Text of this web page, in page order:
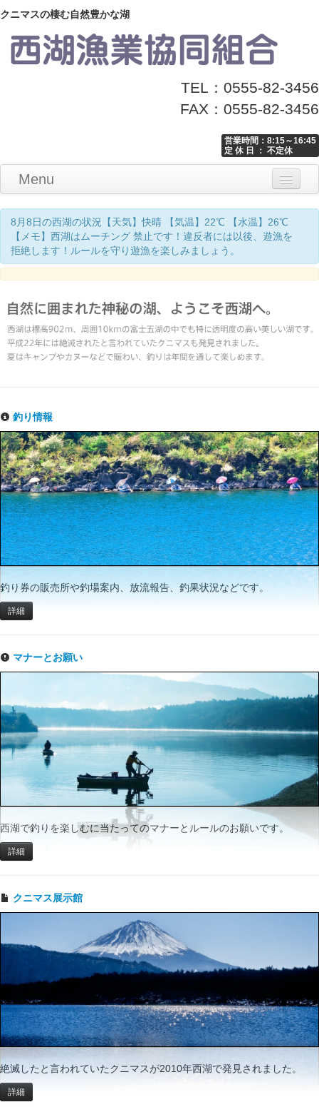
クニマスの棲む自然豊かな湖
TEL：0555-82-3456
FAX：0555-82-3456
営業時間：8:15～16:45
定 休 日 ： 不定休
Menu
Home
釣り情報
マナーとお願い
クニマス展示館
漁協からのお知らせ
お問い合わせ
8月8日の西湖の状況【天気】快晴 【気温】22℃ 【水温】26℃
【メモ】西湖はムーチング 禁止です！違反者には以後、遊漁を
拒絶します！ルールを守り遊漁を楽しみましょう。
釣り情報
釣り券の販売所や釣場案内、放流報告、釣果状況などです。
詳細
マナーとお願い
西湖で釣りを楽しむに当たってのマナーとルールのお願いです。
詳細
クニマス展示館
絶滅したと言われていたクニマスが2010年西湖で発見されました。
詳細